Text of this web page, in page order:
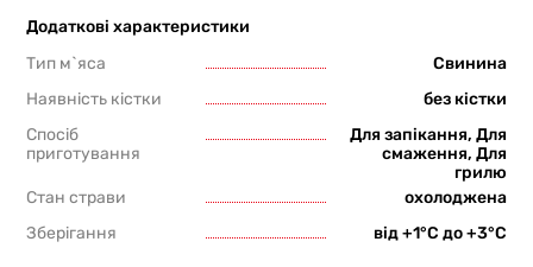
Додаткові характеристики
Тип м`яса
Свинина
Наявність кістки
без кістки
Спосіб
приготування
Для запікання, Для
смаження, Для
грилю
Стан страви
охолоджена
Зберігання
від +1°С до +3°С